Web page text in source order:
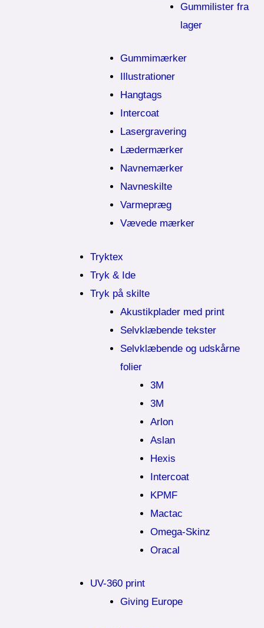
Gummilister fra
lager
Gummimærker
Illustrationer
Hangtags
Intercoat
Lasergravering
Lædermærker
Navnemærker
Navneskilte
Varmepræg
Vævede mærker
Tryktex
Tryk & Ide
Tryk på skilte
Akustikplader med print
Selvklæbende tekster
Selvklæbende og udskårne
folier
3M
3M
Arlon
Aslan
Hexis
Intercoat
KPMF
Mactac
Omega-Skinz
Oracal
UV-360 print
Giving Europe